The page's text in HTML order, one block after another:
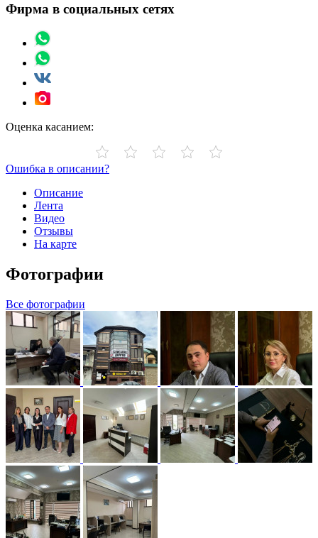
Фирма в социальных сетях
Оценка касанием:
Ошибка в описании?
Описание
Лента
Видео
Отзывы
На карте
Фотографии
Все фотографии